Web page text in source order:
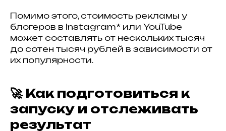
Помимо этого, стоимость рекламы у
блогеров в Instagram* или YouTube
может составлять от нескольких тысяч
до сотен тысяч рублей в зависимости от
их популярности.
🚀 Как подготовиться к
запуску и отслеживать
результат